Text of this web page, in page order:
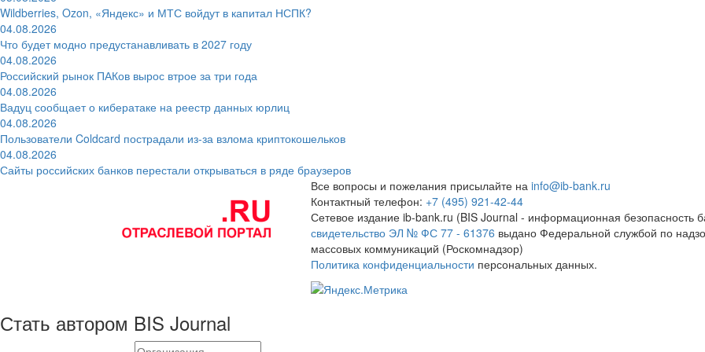
Wildberries, Ozon, «Яндекс» и МТС войдут в капитал НСПК?
04.08.2026
Что будет модно предустанавливать в 2027 году
04.08.2026
Российский рынок ПАКов вырос втрое за три года
04.08.2026
Вадуц сообщает о кибератаке на реестр данных юрлиц
04.08.2026
Пользователи Coldcard пострадали из-за взлома криптокошельков
04.08.2026
Сайты российских банков перестали открываться в ряде браузеров
Все вопросы и пожелания присылайте на info@ib-bank.ru
Контактный телефон: +7 (495) 921-42-44
Сетевое издание ib-bank.ru (BIS Journal - информационная безопасность
свидетельство ЭЛ № ФС 77 - 61376 выдано Федеральной службой по
массовых коммуникаций (Роскомнадзор)
Политика конфиденциальности персональных данных.
Стать автором BIS Journal